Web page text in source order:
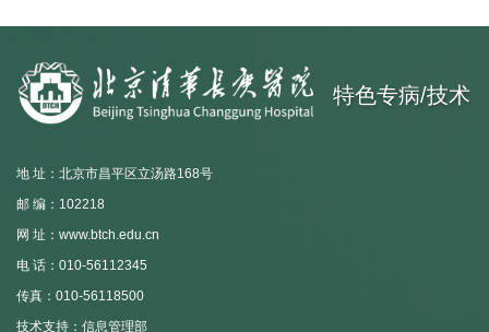
特色专病/技术
地 址：北京市昌平区立汤路168号
邮 编：102218
网 址：www.btch.edu.cn
电 话：010-56112345
传真：010-56118500
技术支持：信息管理部